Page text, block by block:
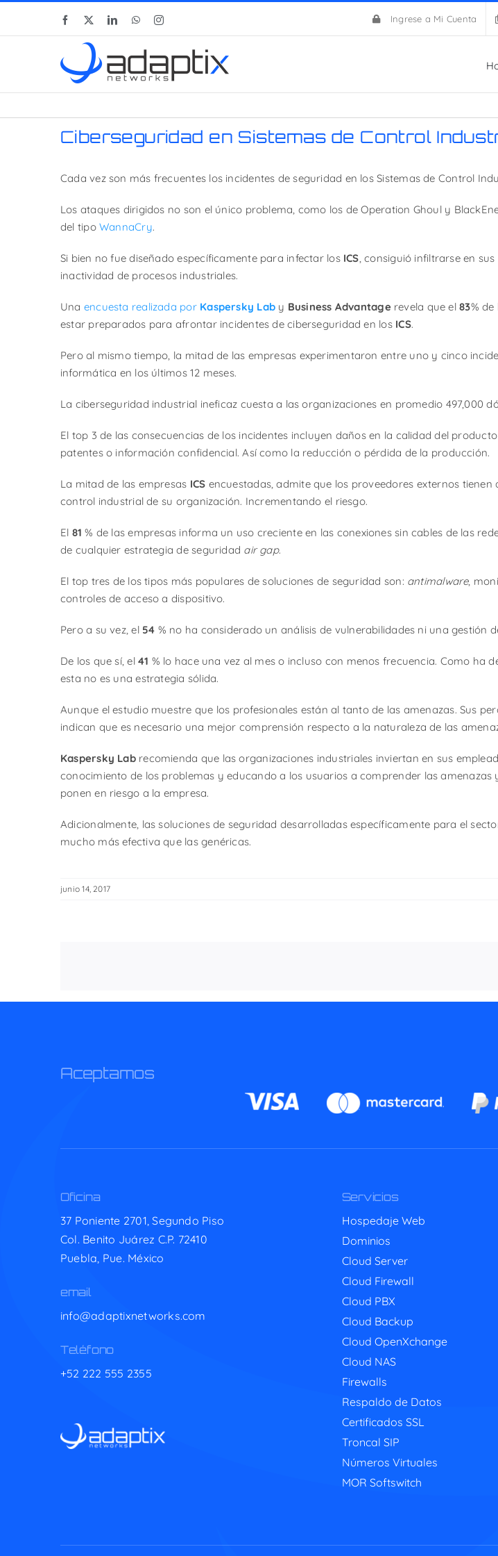
Facebook LinkedInWhatsAppInstagram Ingrese a Mi Cuenta
Ciberseguridad en Sistemas de Control
Cada vez son más frecuentes los incidentes de seguridad en los Sistemas de Control
Los ataques dirigidos no son el único problema, como los de Operation Ghoul y
del tipoWannaCry.
Si bien no fue diseñado específicamente para infectar los ICS, consiguió infiltrarse en
inactividad de procesos industriales.
Una encuesta realizada por Kaspersky Lab y Business Advantagerevela que el83%
estar preparados para afrontar incidentes de ciberseguridad en los ICS.
Pero al mismo tiempo, la mitad de las empresas experimentaron entre uno y cinco
informática en los últimos 12 meses.
La ciberseguridad industrial ineficaz cuesta a las organizaciones en promedio 497,000
El top 3 de las consecuencias de los incidentes incluyen daños en la calidad del
patentes o información confidencial. Así como la reducción o pérdida de la producción.
La mitad de las empresas ICS encuestadas, admite que los proveedores externos tienen
control industrial de su organización. Incrementando el riesgo.
El 81 % de las empresas informa un uso creciente en las conexiones sin cables de las
de cualquier estrategia de seguridad air gap.
El top tres de los tipos más populares de soluciones de seguridad son: antimalware,
controles de acceso a dispositivo.
Pero a su vez, el 54 % no ha considerado un análisis de vulnerabilidades ni una gestión
De los que sí, el41 % lo hace una vez al mes o incluso con menos frecuencia. Como ha
esta no es una estrategia sólida.
Aunque el estudio muestre que los profesionales están al tanto de las amenazas. Sus
indican que es necesario una mejor comprensión respecto a la naturaleza de las
Kaspersky Labrecomienda que las organizaciones industriales inviertan en sus
conocimiento de los problemas y educando a los usuarios a comprender las
ponen en riesgo a la empresa.
Adicionalmente, las soluciones de seguridad desarrolladas específicamente para el
mucho más efectiva que las genéricas.
junio 14, 2017
Aceptamos
Oficina
37 Poniente 2701, Segundo Piso
Col. Benito Juárez C.P. 72410
Puebla, Pue. México
email
info@adaptixnetworks.com
Teléfono
+52 222 555 2355
Servicios
Hospedaje Web
Dominios
Cloud Server
Cloud Firewall
Cloud PBX
Cloud Backup
Cloud OpenXchange
Cloud NAS
Firewalls
Respaldo de Datos
Certificados SSL
Troncal SIP
Números Virtuales
MOR Softswitch